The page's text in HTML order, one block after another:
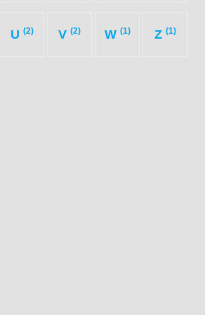
U (2) V (2) W (1) Z (1)